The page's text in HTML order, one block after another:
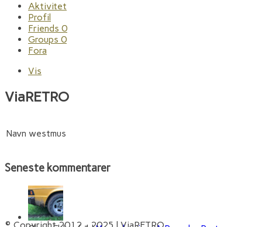
Aktivitet
Profil
Friends 0
Groups 0
Fora
Vis
ViaRETRO
Navn westmus
Seneste kommentarer